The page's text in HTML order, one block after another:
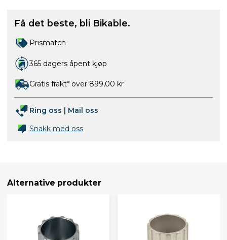
Få det beste, bli Bikable.
Prismatch
365 dagers åpent kjøp
Gratis frakt* over 899,00 kr
Ring oss | Mail oss
Snakk med oss
Alternative produkter